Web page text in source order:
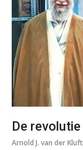
De
Arnold J. van der Kluft